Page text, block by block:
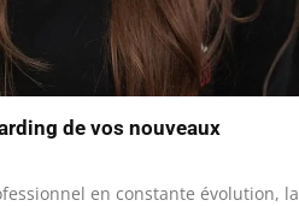
de vos nouveaux
en constante évolution, la